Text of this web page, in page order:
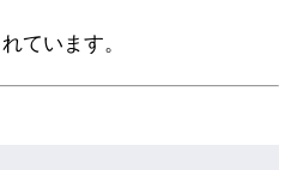
ています。